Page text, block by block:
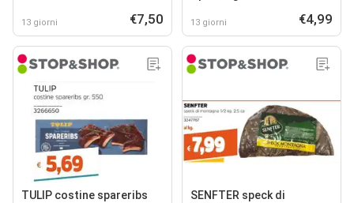
13 giorni €7,50 13 giorni €4,99
TULIP costine spareribs
SENFTER speck di